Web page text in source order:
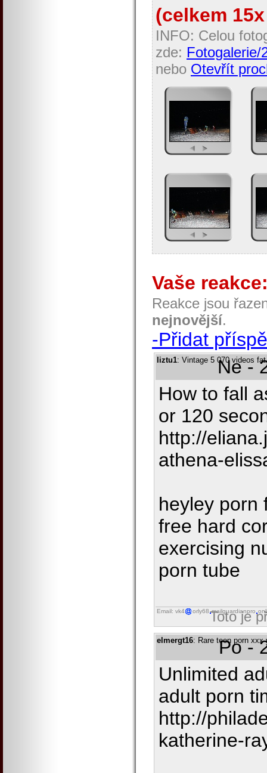
(celkem
INFO: Celou
zde: Fotogalerie/
nebo Otevřít
Vaše
Reakce jsou
nejnovější.
-Přidat
liztu1: Vintage 5 070 videos
Ne -
How to fall
or 120
http://
athena-
heyley porn
free hard
exercising
porn tube
Email: vk4 orly68 mailguardianpro
Toto je
elmergt16: Rare teen porn xxx
Po -
Unlimited
adult porn
http://
katherine-